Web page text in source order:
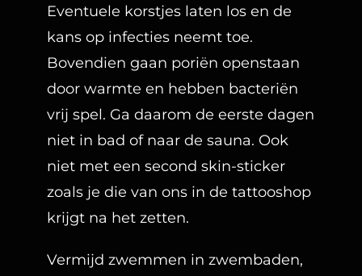
Eventuele korstjes laten los en de
kans op infecties neemt toe.
Bovendien gaan poriën openstaan
door warmte en hebben bacteriën
vrij spel. Ga daarom de eerste dagen
niet in bad of naar de sauna. Ook
niet met een second skin-sticker
zoals je die van ons in de tattooshop
krijgt na het zetten.
Vermijd zwemmen in zwembaden,